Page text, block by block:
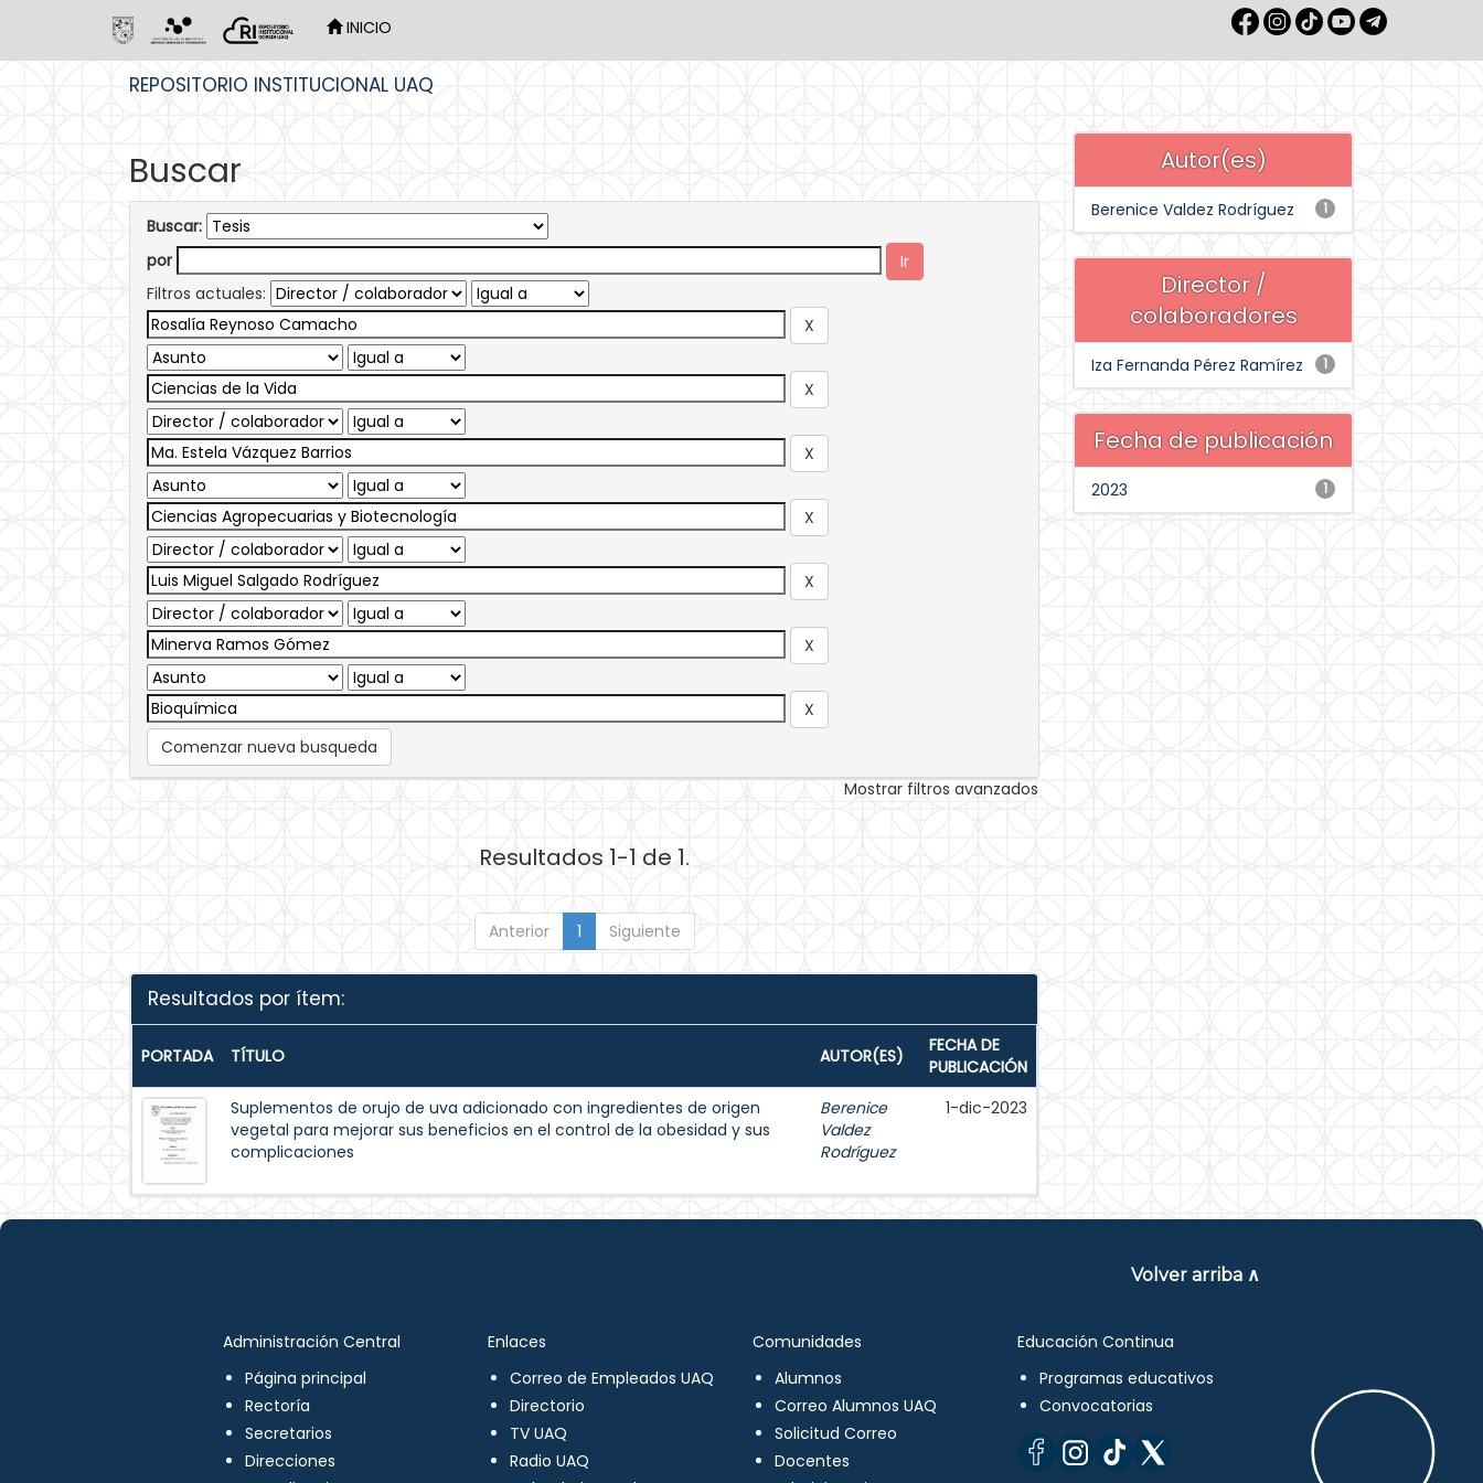
INICIO
REPOSITORIO INSTITUCIONAL UAQ
Buscar
Buscar:
por
Filtros actuales:
Comenzar nueva busqueda
Mostrar filtros avanzados
Resultados 1-1 de 1.
Anterior 1 Siguiente
Resultados por ítem:
PORTADA TÍTULO AUTOR(ES)
FECHA DE
PUBLICACIÓN
Suplementos de orujo de uva adicionado con ingredientes de origen
vegetal para mejorar sus beneficios en el control de la obesidad y sus
complicaciones
Berenice
Valdez
Rodríguez
1-dic-2023
Autor(es)
1
Berenice Valdez Rodríguez
Director /
colaboradores
1
Iza Fernanda Pérez Ramírez
Fecha de publicación
1
2023
Volver arriba ∧
Administración Central
Página principal
Rectoría
Secretarios
Direcciones
Enlaces
Correo de Empleados UAQ
Directorio
TV UAQ
Radio UAQ
Comunidades
Alumnos
Correo Alumnos UAQ
Solicitud Correo
Docentes
Educación Continua
Programas educativos
Convocatorias